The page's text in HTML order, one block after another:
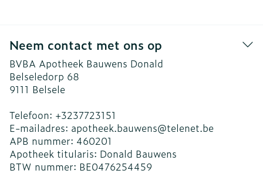
Neem contact met ons op
BVBA Apotheek Bauwens Donald
Belseledorp 68
9111 Belsele
Telefoon: +3237723151
E-mailadres: apotheek.bauwens@telenet.be
APB nummer: 460201
Apotheek titularis: Donald Bauwens
BTW nummer: BE0476254459